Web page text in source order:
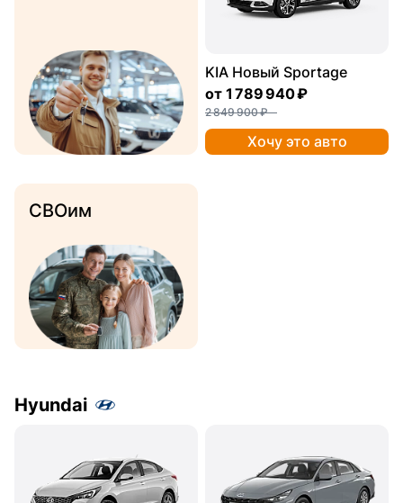
KIA Новый Sportage
от 1 789 940 ₽
2 849 900 ₽
Хочу это авто
СВОим
Hyundai